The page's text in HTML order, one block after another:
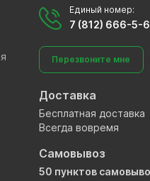
Единый номер:
7 (812) 666-5-
Перезвоните мне
Доставка
Бесплатная доставка
Всегда вовремя
Самовывоз
50 пунктов